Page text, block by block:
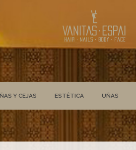
Y CEJAS ESTÉTICA UÑAS